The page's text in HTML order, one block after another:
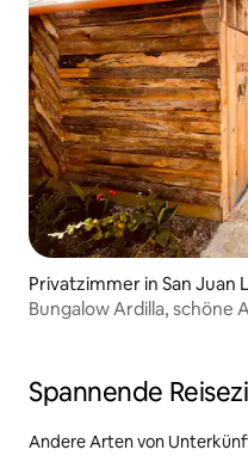
Privatzimmer in San Juan
Bungalow Ardilla, schöne
Spannende
Andere Arten von